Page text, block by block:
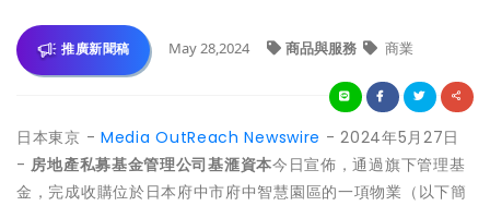
推廣新聞稿 May 28,2024 商品與服務 商業
日本東京 - Media OutReach Newswire - 2024年5月27日
- 房地產私募基金管理公司基滙資本今日宣佈，通過旗下管理基
金，完成收購位於日本府中市府中智慧園區的一項物業（以下簡